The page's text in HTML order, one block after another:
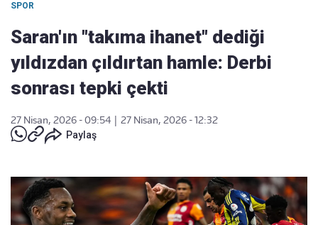
SPOR
Saran'ın "takıma ihanet" dediği
yıldızdan çıldırtan hamle: Derbi
sonrası tepki çekti
27 Nisan, 2026 - 09:54
27 Nisan, 2026 - 12:32
Paylaş